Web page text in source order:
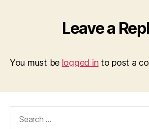
Leave a
You must be logged in to post a